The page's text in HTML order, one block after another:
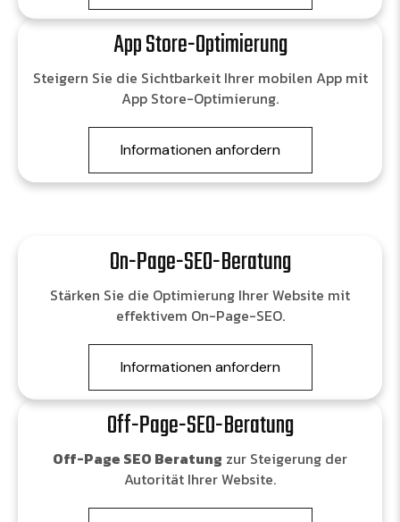
App Store-Optimierung
Steigern Sie die Sichtbarkeit Ihrer mobilen App mit
App Store-Optimierung.
Informationen anfordern
On-Page-SEO-Beratung
Stärken Sie die Optimierung Ihrer Website mit
effektivem On-Page-SEO.
Informationen anfordern
Off-Page-SEO-Beratung
Off-Page SEO Beratung zur Steigerung der
Autorität Ihrer Website.